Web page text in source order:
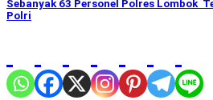
Sebanyak 63 Personel Polres Lombok
Polri